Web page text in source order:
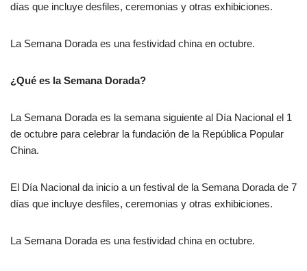
días que incluye desfiles, ceremonias y otras exhibiciones.
La Semana Dorada es una festividad china en octubre.
¿Qué es la Semana Dorada?
La Semana Dorada es la semana siguiente al Día Nacional el 1
de octubre para celebrar la fundación de la República Popular
China.
El Día Nacional da inicio a un festival de la Semana Dorada de 7
días que incluye desfiles, ceremonias y otras exhibiciones.
La Semana Dorada es una festividad china en octubre.